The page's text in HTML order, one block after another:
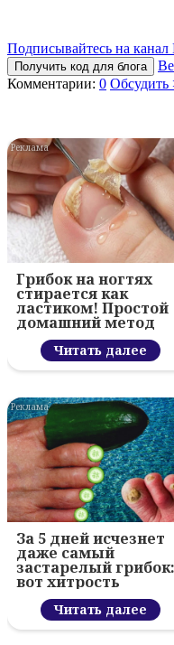
Подписывайтесь на
Получить код для блога
Комментарии: 0 Обсудить
Грибок на ногтях
стирается как
ластиком! Простой
домашний метод
Читать далее
За 5 дней исчезнет
даже самый
застарелый грибок:
вот хитрость
Читать далее